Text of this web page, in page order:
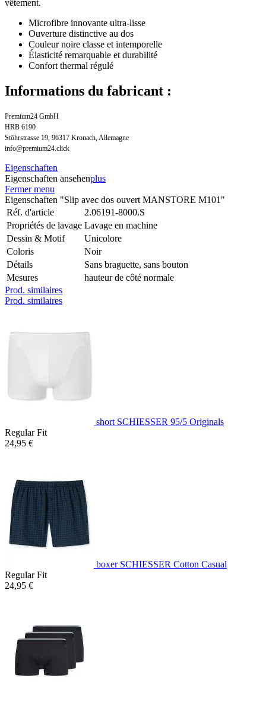
vêtement.
Microfibre innovante ultra-lisse
Ouverture distinctive au dos
Couleur noire classe et intemporelle
Élasticité remarquable et durabilité
Confort thermal régulé
Informations du fabricant :
Premium24 GmbH
HRB 6190
Stöhrstrasse 19, 96317 Kronach, Allemagne
info@premium24.click
Eigenschaften
Eigenschaften ansehenplus
Fermer menu
Eigenschaften "Slip avec dos ouvert MANSTORE M101"
Réf. d'article
2.06191-8000.S
Propriétés de lavage Lavage en machine
Dessin & Motif
Unicolore
Coloris
Noir
Détails
Sans braguette, sans bouton
Mesures
hauteur de côté normale
Prod. similaires
Prod. similaires
short SCHIESSER 95/5 Originals
Regular Fit
24,95 €
boxer SCHIESSER Cotton Casual
Regular Fit
24,95 €